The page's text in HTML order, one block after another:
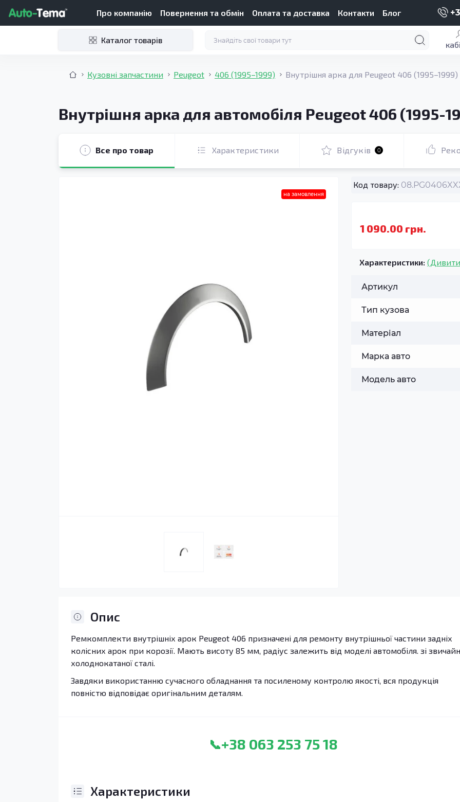
Про компанію Повернення та обмін Оплата та доставка Контакти Блог
Каталог товарів
Кузовні запчастини Peugeot 406 (1995–1999) Внутрішня арка для Peugeot 406 (1995–1999)
Внутрішня арка для автомобіля Peugeot 406 (1995-
Все про товар Характеристики Відгуків 0
на замовлення
Код товару:
1 090.00 грн.
Характеристики:
Артикул
Тип кузова
Матеріал
Марка авто
Модель авто
Опис
Ремкомплекти внутрішніх арок Peugeot 406 призначені для ремонту внутрішньої частини задніх
колісних арок при корозії. Мають висоту 85 мм, радіус залежить від моделі автомобіля. зі
холоднокатаної сталі.
Завдяки використанню сучасного обладнання та посиленому контролю якості, вся продукція
повністю відповідає оригінальним деталям.
📞+38 063 253 75 18
Характеристики